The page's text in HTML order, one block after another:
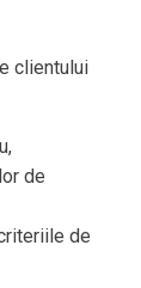
clientului
de
de